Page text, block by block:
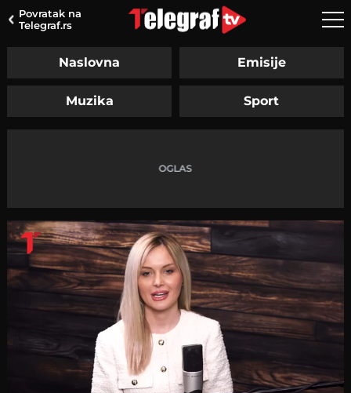
Povratak na
Telegraf.rs
Naslovna Emisije
Muzika Sport